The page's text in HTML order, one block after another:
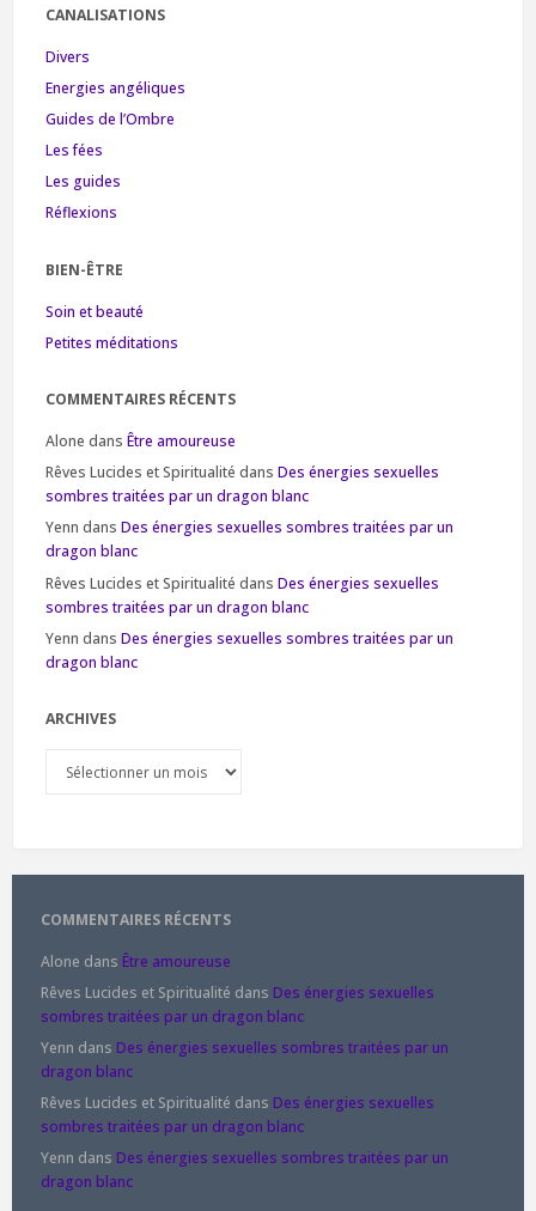
CANALISATIONS
Divers
Energies angéliques
Guides de l’Ombre
Les fées
Les guides
Réflexions
BIEN-ÊTRE
Soin et beauté
Petites méditations
COMMENTAIRES RÉCENTS
Alone dans Être amoureuse
Rêves Lucides et Spiritualité dans Des énergies sexuelles
sombres traitées par un dragon blanc
Yenn dans Des énergies sexuelles sombres traitées par un
dragon blanc
Rêves Lucides et Spiritualité dans Des énergies sexuelles
sombres traitées par un dragon blanc
Yenn dans Des énergies sexuelles sombres traitées par un
dragon blanc
ARCHIVES
COMMENTAIRES RÉCENTS
Alone dans Être amoureuse
Rêves Lucides et Spiritualité dans Des énergies sexuelles
sombres traitées par un dragon blanc
Yenn dans Des énergies sexuelles sombres traitées par un
dragon blanc
Rêves Lucides et Spiritualité dans Des énergies sexuelles
sombres traitées par un dragon blanc
Yenn dans Des énergies sexuelles sombres traitées par un
dragon blanc